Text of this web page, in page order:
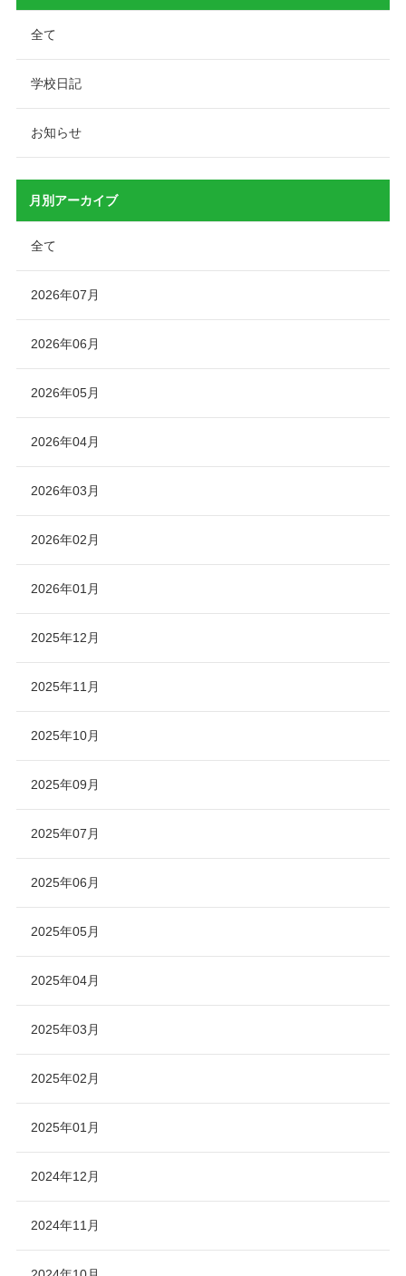
全て
学校日記
お知らせ
月別アーカイブ
全て
2026年07月
2026年06月
2026年05月
2026年04月
2026年03月
2026年02月
2026年01月
2025年12月
2025年11月
2025年10月
2025年09月
2025年07月
2025年06月
2025年05月
2025年04月
2025年03月
2025年02月
2025年01月
2024年12月
2024年11月